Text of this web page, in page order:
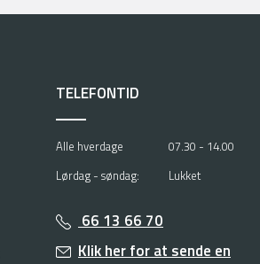
TELEFONTID
Alle hverdage
07.30 - 14.00
Lørdag - søndag:
Lukket
66 13 66 70
Klik her for at sende en